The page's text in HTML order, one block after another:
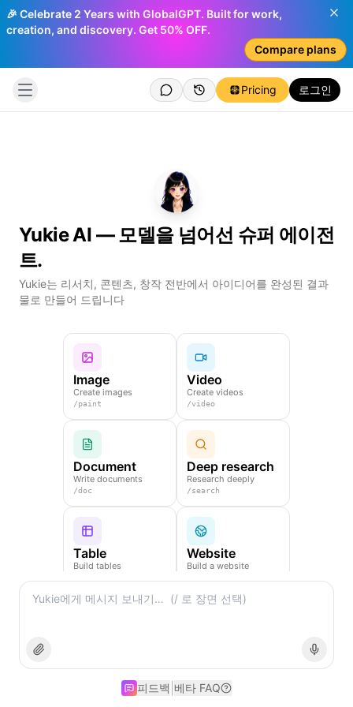
🎉 Celebrate 2 Years with GlobalGPT. Built for work,
creation, and discovery. Get 50% OFF.
Compare plans
Pricing 로그인
Yukie AI — 모델을 넘어선 슈퍼 에이전
트.
Yukie는 리서치, 콘텐츠, 창작 전반에서 아이디어를 완성된 결과
물로 만들어 드립니다
Image
Create images
/paint
Video
Create videos
/video
Document
Write documents
/doc
Deep research
Research deeply
/search
Table
Build tables
Website
Build a website
피드백 베타 FAQ